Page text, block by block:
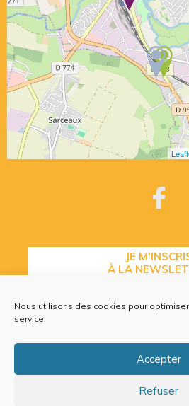
Nous utilisons des cookies pour
service.
Accepter
Refuser
JE
À LA